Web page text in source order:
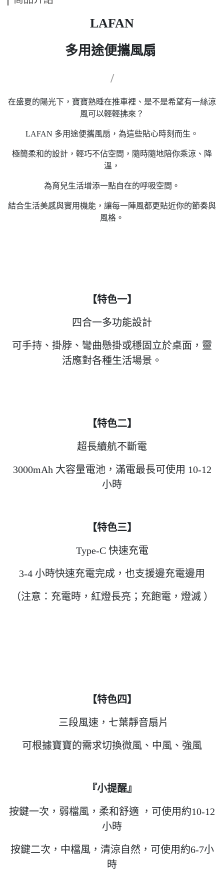
LAFAN
多用途便攜風扇
/
在盛夏的陽光下，寶寶熟睡在推車裡、是不是希望有一絲涼
風可以輕輕拂來？
LAFAN 多用途便攜風扇，為這些貼心時刻而生。
極簡柔和的設計，輕巧不佔空間，隨時隨地陪你乘涼、降
溫，
為育兒生活增添一點自在的呼吸空間。
結合生活美感與實用機能，讓每一陣風都更貼近你的節奏與
風格。
【特色一】
四合一多功能設計
可手持、掛脖、彎曲懸掛或穩固立於桌面，靈
活應對各種生活場景。
【特色二】
超長續航不斷電
3000mAh 大容量電池，滿電最長可使用 10-12
小時
【特色三】
Type-C 快速充電
3-4 小時快速充電完成，也支援邊充電邊用
（注意：充電時，紅燈長亮；充飽電，燈滅 ）
【特色四】
三段風速，七葉靜音扇片
可根據寶寶的需求切換微風、中風、強風
『小提醒』
按鍵一次，弱檔風，柔和舒適 ，可使用約10-12
小時
按鍵二次，中檔風，清涼自然，可使用約6-7小
時